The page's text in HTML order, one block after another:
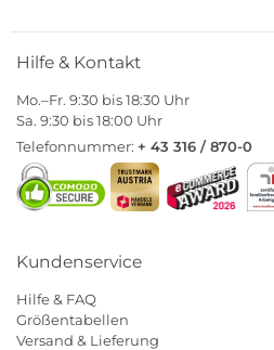
Hilfe & Kontakt
Mo.–Fr. 9:30 bis 18:30 Uhr
Sa. 9:30 bis 18:00 Uhr
Telefonnummer: + 43 316 / 870-0
Kundenservice
Hilfe & FAQ
Größentabellen
Versand & Lieferung